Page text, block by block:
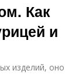
Как
и
изделий, оно